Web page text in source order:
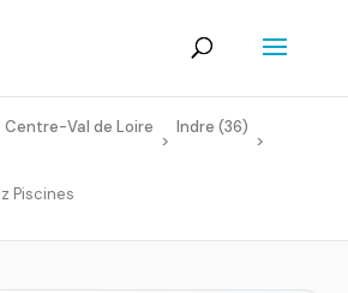
Centre-Val de Loire
>
Indre (36)
>
Piscines